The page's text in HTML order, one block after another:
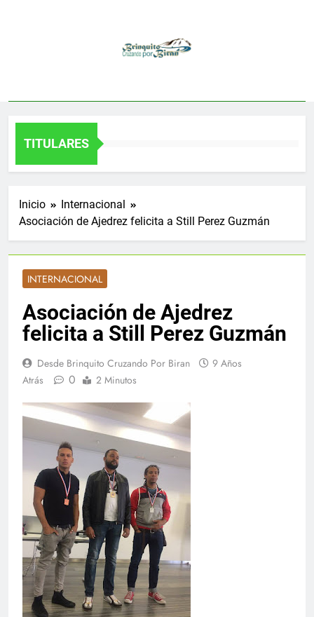
TITULARES
Inicio
Internacional
Asociación de Ajedrez felicita a Still Perez Guzmán
INTERNACIONAL
Asociación de Ajedrez
felicita a Still Perez Guzmán
Desde Brinquito Cruzando Por Biran
9 Años
Atrás
0 2 Minutos